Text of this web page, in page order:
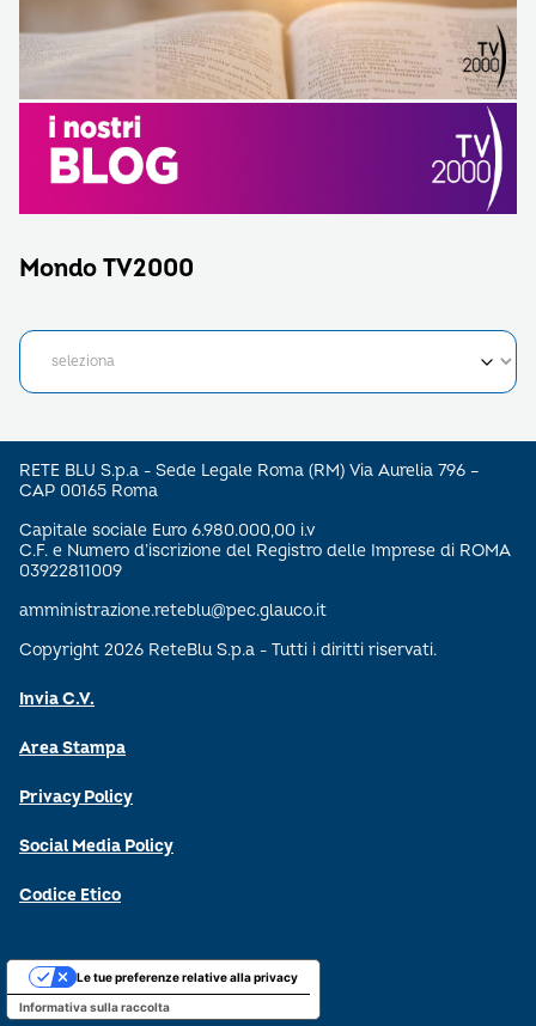
Mondo TV2000
RETE BLU S.p.a - Sede Legale Roma (RM) Via Aurelia 796 –
CAP 00165 Roma
Capitale sociale Euro 6.980.000,00 i.v
C.F. e Numero d’iscrizione del Registro delle Imprese di ROMA
03922811009
amministrazione.reteblu@pec.glauco.it
Copyright 2026 ReteBlu S.p.a - Tutti i diritti riservati.
Invia C.V.
Area Stampa
Privacy Policy
Social Media Policy
Codice Etico
Informativa sulla raccolta
Le tue preferenze relative alla privacy